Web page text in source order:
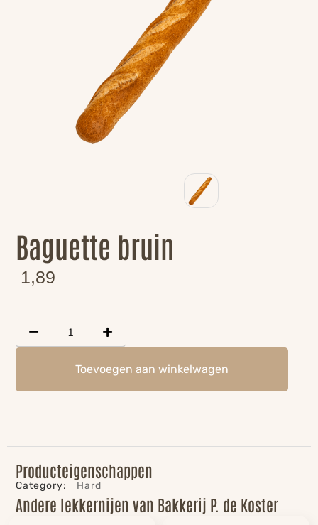
Baguette bruin
1,89
Toevoegen aan winkelwagen
Producteigenschappen
Category: Hard
Andere lekkernijen van Bakkerij P. de Koster